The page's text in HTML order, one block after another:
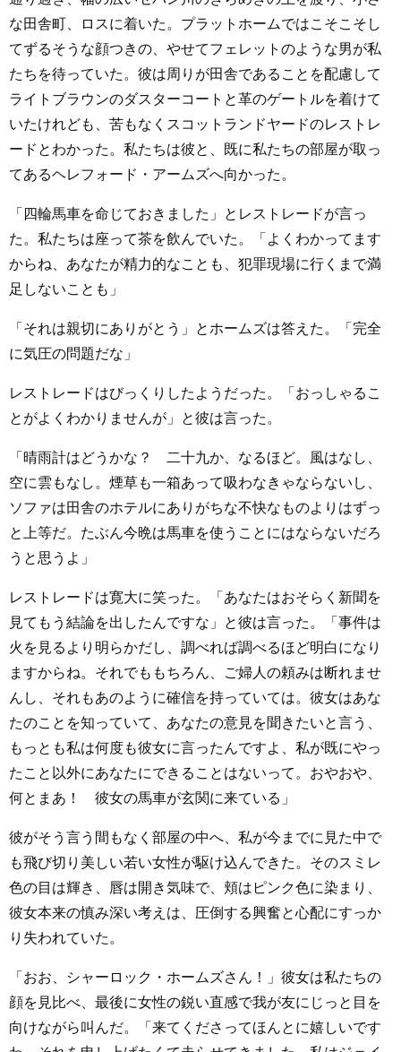
な田舎町、ロスに着いた。プラットホームではこそこそし
てずるそうな顔つきの、やせてフェレットのような男が私
たちを待っていた。彼は周りが田舎であることを配慮して
ライトブラウンのダスターコートと革のゲートルを着けて
いたけれども、苦もなくスコットランドヤードのレストレ
ードとわかった。私たちは彼と、既に私たちの部屋が取っ
てあるヘレフォード・アームズへ向かった。
「四輪馬車を命じておきました」とレストレードが言っ
た。私たちは座って茶を飲んでいた。「よくわかってます
からね、あなたが精力的なことも、犯罪現場に行くまで満
足しないことも」
「それは親切にありがとう」とホームズは答えた。「完全
に気圧の問題だな」
レストレードはびっくりしたようだった。「おっしゃるこ
とがよくわかりませんが」と彼は言った。
「晴雨計はどうかな？ 二十九か、なるほど。風はなし、
空に雲もなし。煙草も一箱あって吸わなきゃならないし、
ソファは田舎のホテルにありがちな不快なものよりはずっ
と上等だ。たぶん今晩は馬車を使うことにはならないだろ
うと思うよ」
レストレードは寛大に笑った。「あなたはおそらく新聞を
見てもう結論を出したんですな」と彼は言った。「事件は
火を見るより明らかだし、調べれば調べるほど明白になり
ますからね。それでももちろん、ご婦人の頼みは断れませ
んし、それもあのように確信を持っていては。彼女はあな
たのことを知っていて、あなたの意見を聞きたいと言う、
もっとも私は何度も彼女に言ったんですよ、私が既にやっ
たこと以外にあなたにできることはないって。おやおや、
何とまあ！ 彼女の馬車が玄関に来ている」
彼がそう言う間もなく部屋の中へ、私が今までに見た中で
も飛び切り美しい若い女性が駆け込んできた。そのスミレ
色の目は輝き、唇は開き気味で、頬はピンク色に染まり、
彼女本来の慎み深い考えは、圧倒する興奮と心配にすっか
り失われていた。
「おお、シャーロック・ホームズさん！」彼女は私たちの
顔を見比べ、最後に女性の鋭い直感で我が友にじっと目を
向けながら叫んだ。「来てくださってほんとに嬉しいです